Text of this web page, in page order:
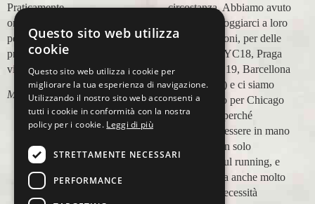
circostanza. Abbiamo avuto
in più occasioni, per delle
maratone (NYC18, Praga
19, Valencia 19, Barcellona
21, NYC 22) e ci siamo
affidati a loro per Chicago
23 (ottobre) perché
sappiamo di essere in mano
a persone non solo
competenti sul running, e
sulle città, ma anche molto
attente alle necessità
grazie!
Lara Buranti
Questo sito web utilizza
cookie
Questo sito web utilizza i cookie per
migliorare la tua esperienza di navigazione.
Utilizzando il nostro sito web acconsenti a
tutti i cookie in conformità con la nostra
policy per i cookie. Leggi di più
STRETTAMENTE NECESSARI
PERFORMANCE